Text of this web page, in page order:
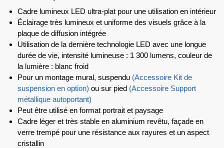
Cadre lumineux LED ultra-plat pour une utilisation en intérieur
Éclairage très lumineux et uniforme des visuels grâce à la
plaque de diffusion intégrée
Utilisation de la dernière technologie LED avec une longue
durée de vie, intensité lumineuse : 1 300 lumens, couleur de
la lumière : blanc froid
Pour un montage mural, suspendu (Accessoire Kit de
suspension en option) ou sur pied (Accessoire Support
métallique autoportant)
Peut être utilisé en format portrait et paysage
Cadre léger et très stable en aluminium revêtu, façade en
verre trempé pour une résistance aux rayures et un aspect
cristallin